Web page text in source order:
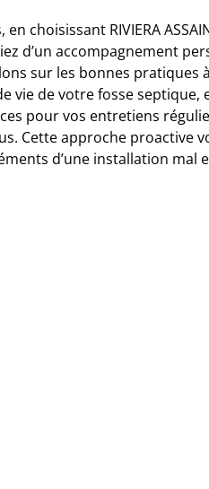
en choisissant RIVIERA
d’un accompagnement
sur les bonnes pratiques
vie de votre fosse septique,
pour vos entretiens
Cette approche proactive
d’une installation mal